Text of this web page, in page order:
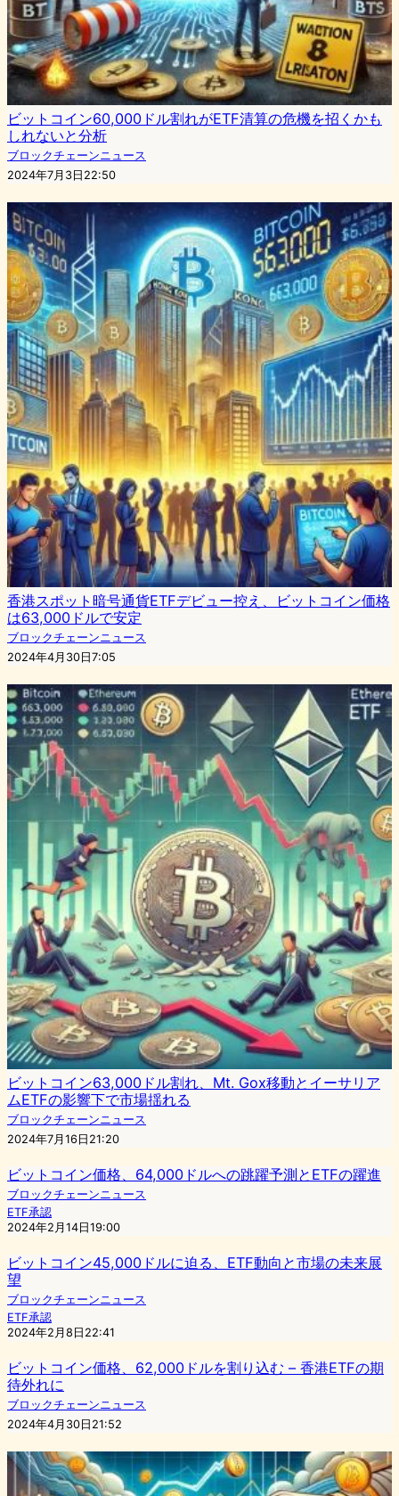
ビットコイン60,000ドル割れがETF清算の危機を招くかも
しれないと分析
ブロックチェーンニュース
2024年7月3日22:50
香港スポット暗号通貨ETFデビュー控え、ビットコイン価格
は63,000ドルで安定
ブロックチェーンニュース
2024年4月30日7:05
ビットコイン63,000ドル割れ、Mt. Gox移動とイーサリア
ムETFの影響下で市場揺れる
ブロックチェーンニュース
2024年7月16日21:20
ビットコイン価格、64,000ドルへの跳躍予測とETFの躍進
ブロックチェーンニュース
ETF承認
2024年2月14日19:00
ビットコイン45,000ドルに迫る、ETF動向と市場の未来展
望
ブロックチェーンニュース
ETF承認
2024年2月8日22:41
ビットコイン価格、62,000ドルを割り込む – 香港ETFの期
待外れに
ブロックチェーンニュース
2024年4月30日21:52